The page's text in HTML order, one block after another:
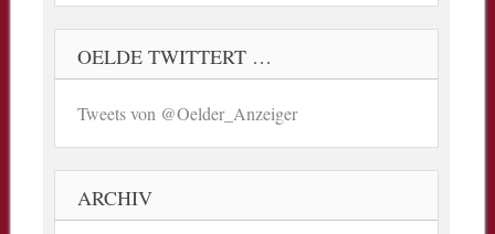
OELDE TWITTERT …
Tweets von @Oelder_Anzeiger
ARCHIV